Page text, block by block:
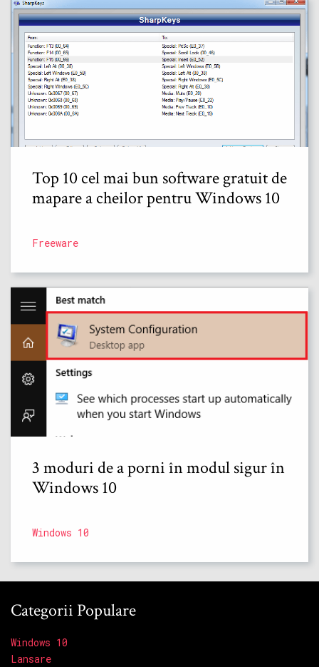
Top 10 cel mai bun software gratuit de
mapare a cheilor pentru Windows 10
Freeware
3 moduri de a porni în modul sigur în
Windows 10
Windows 10
Categorii Populare
Windows 10
Lansare